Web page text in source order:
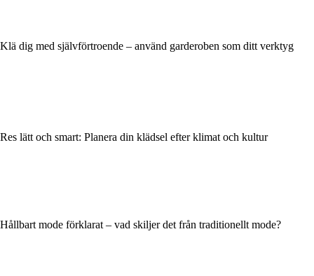
Klä dig med självförtroende – använd garderoben som ditt verktyg
Res lätt och smart: Planera din klädsel efter klimat och kultur
Hållbart mode förklarat – vad skiljer det från traditionellt mode?